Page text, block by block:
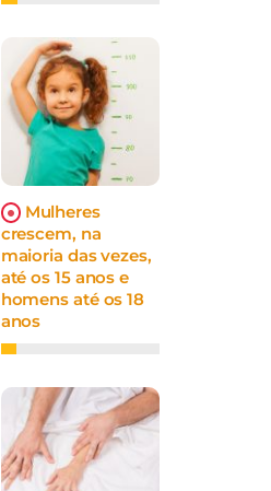
Mulheres
crescem, na
maioria das vezes,
até os 15 anos e
homens até os 18
anos